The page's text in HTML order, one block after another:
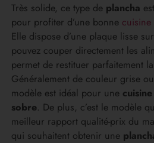
Très solide, ce type de plancha
pour profiter d’une bonne
Elle dispose d’une plaque lisse
pouvez couper directement les
permet de restituer parfaitement
Généralement de couleur grise
modèle est idéal pour une
sobre. De plus, c’est le modèle
meilleur rapport qualité-prix du
qui souhaitent obtenir une